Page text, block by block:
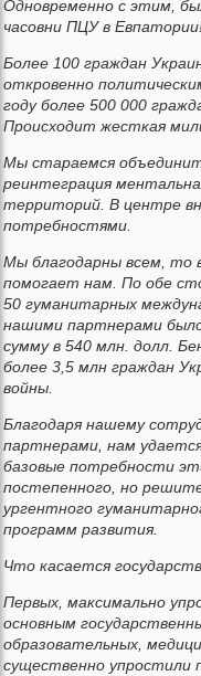
Одновременно с этим,
часовни ПЦУ в
Более 100 граждан
откровенно
году более 500 000
Происходит жесткая
Мы стараемся
реинтеграция
территорий. В центре
потребностями.
Мы благодарны всем, то
помогает нам. По обе
50 гуманитарных
нашими партнерами
сумму в 540 млн. долл.
более 3,5 млн граждан
войны.
Благодаря нашему
партнерами, нам
базовые потребности
постепенного, но
ургентного
программ развития.
Что касается
Первых, максимально
основным
образовательных,
существенно упростили